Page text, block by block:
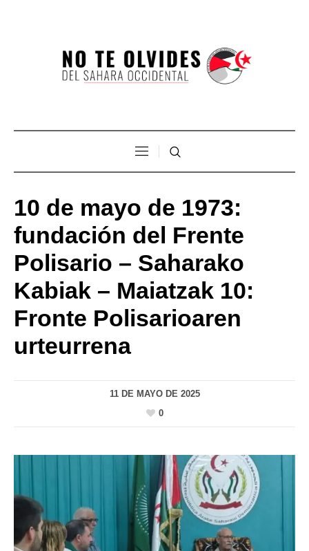
10 de mayo de 1973:
fundación del Frente
Polisario – Saharako
Kabiak – Maiatzak 10:
Fronte Polisarioaren
urteurrena
11 DE MAYO DE 2025
0